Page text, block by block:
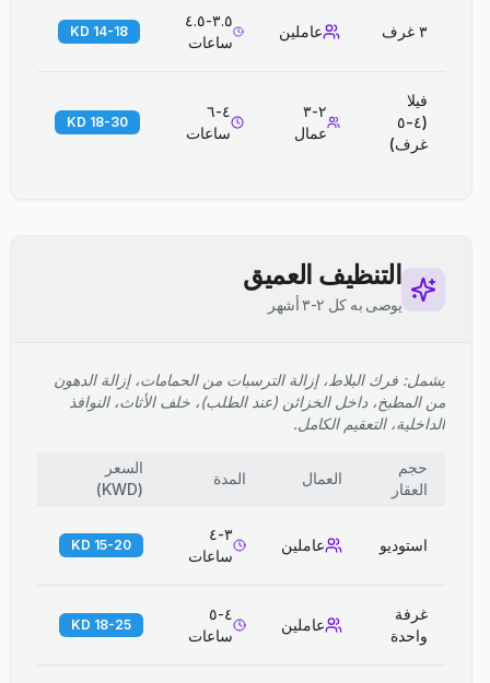
٣ غرف عاملين
٣.٥-٤.٥
ساعات
14-18 KD
فيلا
(٤-٥
غرف)
٢-٣
عمال
٤-٦
ساعات
18-30 KD
التنظيف العميق
يوصى به كل ٢-٣ أشهر
يشمل: فرك البلاط، إزالة الترسبات من الحمامات، إزالة الدهون
من المطبخ، داخل الخزائن (عند الطلب)، خلف الأثاث، النوافذ
الداخلية، التعقيم الكامل.
حجم
العقار
العمال المدة
السعر
(
KWD
)
استوديو عاملين
٣-٤
ساعات
15-20 KD
غرفة
واحدة
عاملين
٤-٥
ساعات
18-25 KD